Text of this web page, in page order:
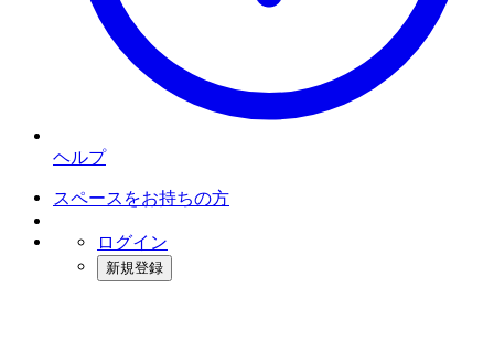
ヘルプ
スペースをお持ちの方
ログイン
新規登録